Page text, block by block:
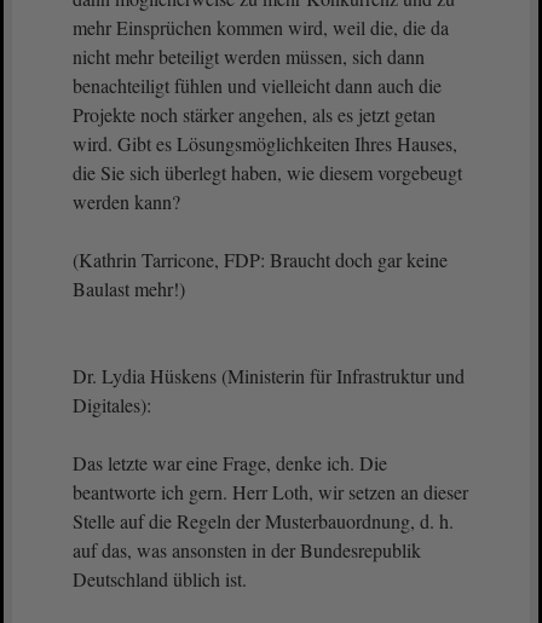
mehr Einsprüchen kommen wird, weil die, die da
nicht mehr beteiligt werden müssen, sich dann
benachteiligt fühlen und vielleicht dann auch die
Projekte noch stärker angehen, als es jetzt getan
wird. Gibt es Lösungsmöglichkeiten Ihres Hauses,
die Sie sich überlegt haben, wie diesem vorgebeugt
werden kann?
(Kathrin Tarricone, FDP: Braucht doch gar keine
Baulast mehr!)
Dr. Lydia Hüskens (Ministerin für Infrastruktur und
Digitales):
Das letzte war eine Frage, denke ich. Die
beantworte ich gern. Herr Loth, wir setzen an dieser
Stelle auf die Regeln der Musterbauordnung, d. h.
auf das, was ansonsten in der Bundesrepublik
Deutschland üblich ist.